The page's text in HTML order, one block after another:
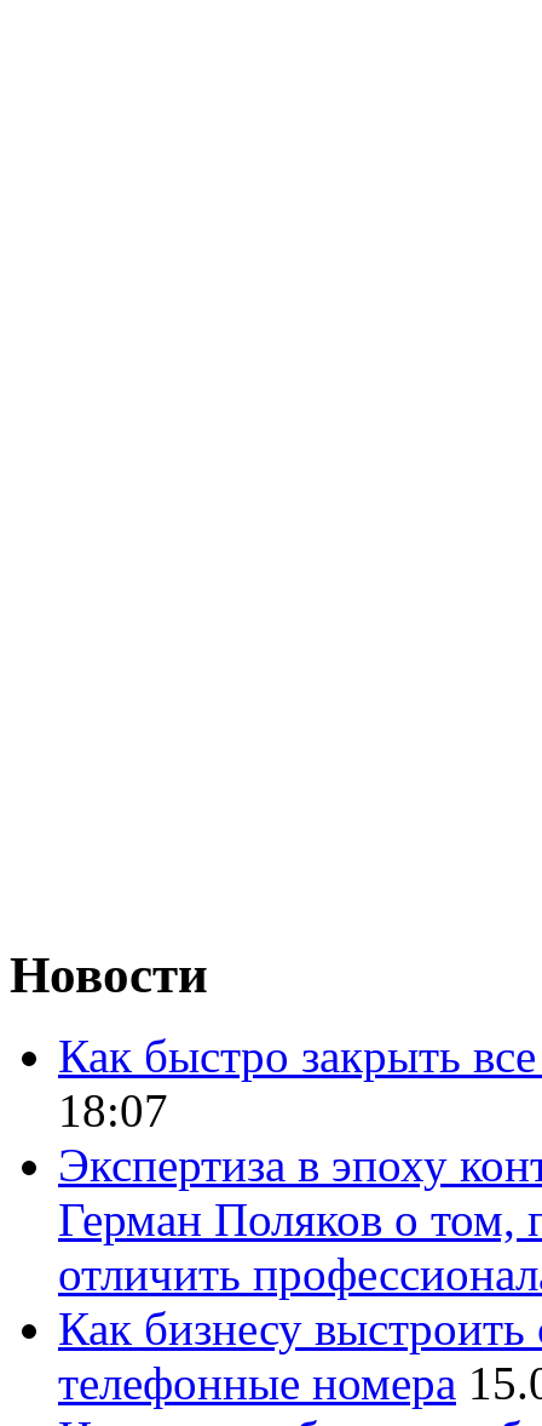
Новости
Как быстро закрыть
18:07
Экспертиза в эпоху
Герман Поляков о том,
отличить
Как бизнесу
телефонные номера